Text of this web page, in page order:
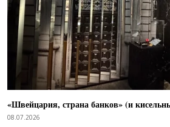
«Швейцария, страна банков» (и
08.07.2026